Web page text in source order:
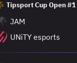
Tipsport Cup Open #1
JAM
UNiTY esports